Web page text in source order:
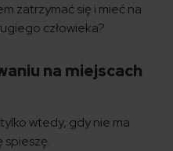
zatrzymać się i mieć na
człowieka?
na miejscach
wtedy, gdy nie ma
spieszę.